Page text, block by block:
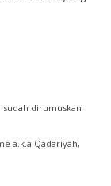
dirumuskan
a.k.a Qadariyah,